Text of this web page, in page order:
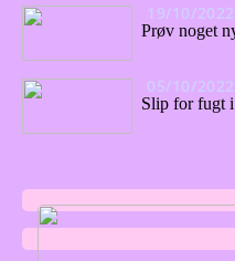
19/10/2022
Prøv noget
05/10/2022
Slip for fugt